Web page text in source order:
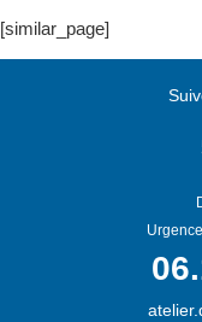
[similar_page]